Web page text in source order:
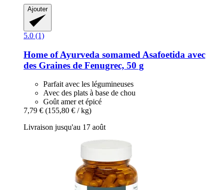
Ajouter
5.0 (1)
Home of Ayurveda somamed Asafoetida avec
des Graines de Fenugrec, 50 g
Parfait avec les légumineuses
Avec des plats à base de chou
Goût amer et épicé
7,79 € (155,80 € / kg)
Livraison jusqu'au 17 août